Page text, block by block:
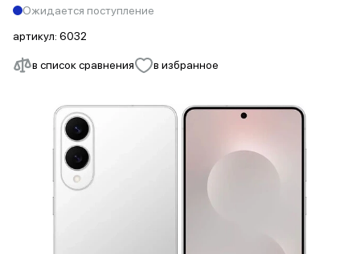
в список сравнения в избранное
Ожидается поступление
артикул: 6032